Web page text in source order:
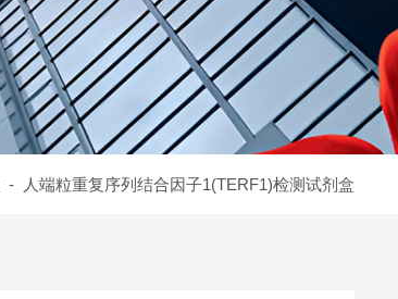
- 人端粒重复序列结合因子1(TERF1)检测试剂盒